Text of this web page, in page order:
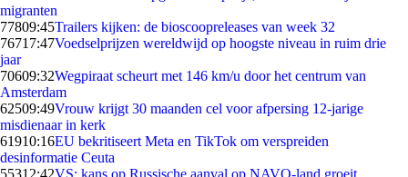
migranten
77809:45Trailers kijken: de bioscoopreleases van week 32
76717:47Voedselprijzen wereldwijd op hoogste niveau in ruim drie
jaar
70609:32Wegpiraat scheurt met 146 km/u door het centrum van
Amsterdam
62509:49Vrouw krijgt 30 maanden cel voor afpersing 12-jarige
misdienaar in kerk
61910:16EU bekritiseert Meta en TikTok om verspreiden
desinformatie Ceuta
55312:42VS: kans op Russische aanval op NAVO-land groeit,